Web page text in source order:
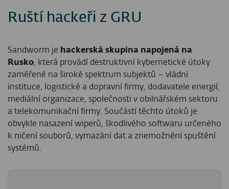
Ruští hackeři z GRU
Sandworm je hackerská skupina napojená na
Rusko, která provádí destruktivní kybernetické útoky
zaměřené na široké spektrum subjektů – vládní
instituce, logistické a dopravní firmy, dodavatele energií,
mediální organizace, společnosti v obilnářském sektoru
a telekomunikační firmy. Součástí těchto útoků je
obvykle nasazení wiperů, škodlivého softwaru určeného
k ničení souborů, vymazání dat a znemožnění spuštění
systémů.